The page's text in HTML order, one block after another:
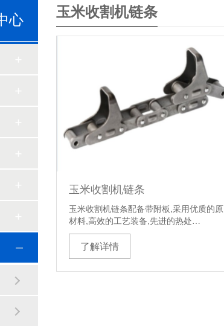
玉米收割机链条
玉米收割机链条
玉米收割机链条配备带附板,采用优质的原
材料,高效的工艺装备,先进的热处…
了解详情
心